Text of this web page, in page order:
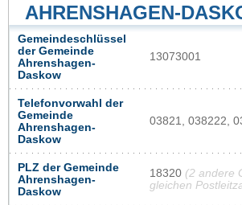
AHRENSHAGEN-
Gemeindeschlüssel
der Gemeinde
Ahrenshagen-
Daskow
13073001
Telefonvorwahl der
Gemeinde
Ahrenshagen-
Daskow
03821, 038222,
PLZ der Gemeinde
Ahrenshagen-
Daskow
18320 (2 andere
gleichen